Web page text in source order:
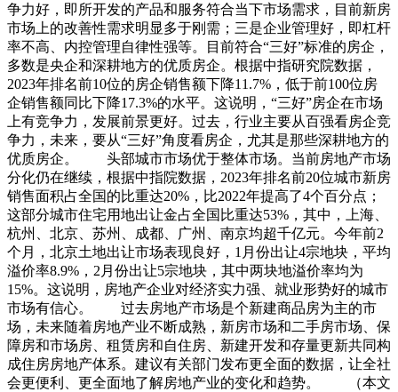
争力好，即所开发的产品和服务符合当下市场需求，目前新房
市场上的改善性需求明显多于刚需；三是企业管理好，即杠杆
率不高、内控管理自律性强等。目前符合“三好”标准的房企，
多数是央企和深耕地方的优质房企。根据中指研究院数据，
2023年排名前10位的房企销售额下降11.7%，低于前100位房
企销售额同比下降17.3%的水平。这说明，“三好”房企在市场
上有竞争力，发展前景更好。过去，行业主要从百强看房企竞
争力，未来，要从“三好”角度看房企，尤其是那些深耕地方的
优质房企。 头部城市市场优于整体市场。当前房地产市场
分化仍在继续，根据中指院数据，2023年排名前20位城市新房
销售面积占全国的比重达20%，比2022年提高了4个百分点；
这部分城市住宅用地出让金占全国比重达53%，其中，上海、
杭州、北京、苏州、成都、广州、南京均超千亿元。今年前2
个月，北京土地出让市场表现良好，1月份出让4宗地块，平均
溢价率8.9%，2月份出让5宗地块，其中两块地溢价率均为
15%。这说明，房地产企业对经济实力强、就业形势好的城市
市场有信心。 过去房地产市场是个新建商品房为主的市
场，未来随着房地产业不断成熟，新房市场和二手房市场、保
障房和市场房、租赁房和自住房、新建开发和存量更新共同构
成住房房地产体系。建议有关部门发布更全面的数据，让全社
会更便利、更全面地了解房地产业的变化和趋势。 （本文